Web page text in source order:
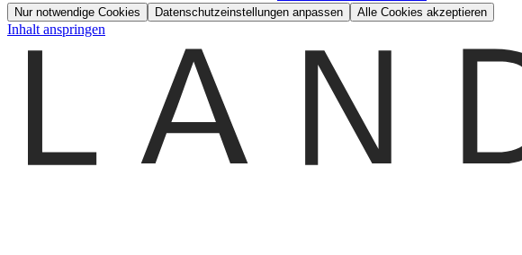
Nur notwendige Cookies Datenschutzeinstellungen anpassen Alle Cookies akzeptieren
Inhalt anspringen